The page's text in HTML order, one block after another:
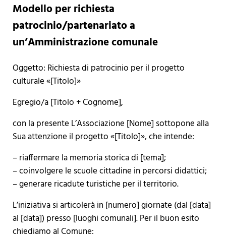
Modello per richiesta
patrocinio/partenariato a
un’Amministrazione comunale
Oggetto: Richiesta di patrocinio per il progetto
culturale «[Titolo]»
Egregio/a [Titolo + Cognome],
con la presente L’Associazione [Nome] sottopone alla
Sua attenzione il progetto «[Titolo]», che intende:
– riaffermare la memoria storica di [tema];
– coinvolgere le scuole cittadine in percorsi didattici;
– generare ricadute turistiche per il territorio.
L’iniziativa si articolerà in [numero] giornate (dal [data]
al [data]) presso [luoghi comunali]. Per il buon esito
chiediamo al Comune: